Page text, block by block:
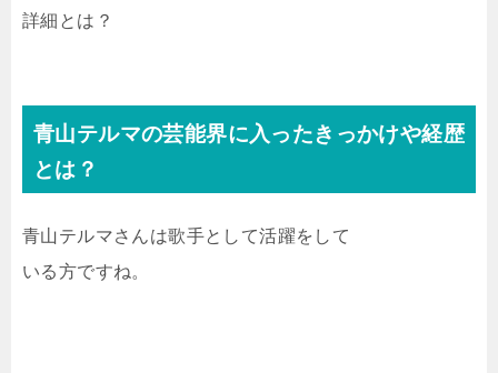
詳細とは？
青山テルマの芸能界に入ったきっかけや経歴
とは？
青山テルマさんは歌手として活躍をして
いる方ですね。